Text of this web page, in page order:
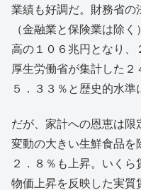
業績も好調だ。財務省の
（金融業と保険業は除
高の１０６兆円となり、
厚生労働省が集計した
５．３３％と歴史的水準
だが、家計への恩恵は限
変動の大きい生鮮食品を
２．８％も上昇。いくら
物価上昇を反映した実質